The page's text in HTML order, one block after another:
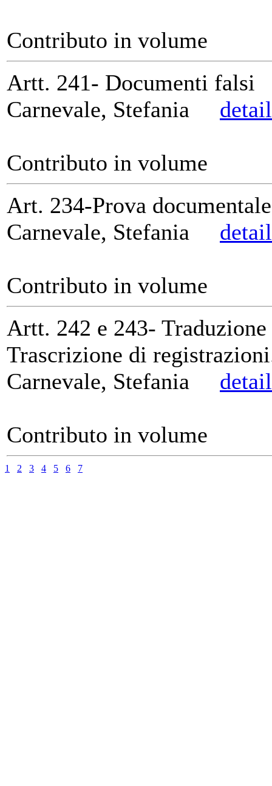
Contributo in volume
Artt. 241- Documenti falsi
Carnevale, Stefania
Contributo in volume
Art. 234-Prova documentale
Carnevale, Stefania
Contributo in volume
Artt. 242 e 243-
Trascrizione di
Carnevale, Stefania
Contributo in volume
1 2 3 4 5 6 7